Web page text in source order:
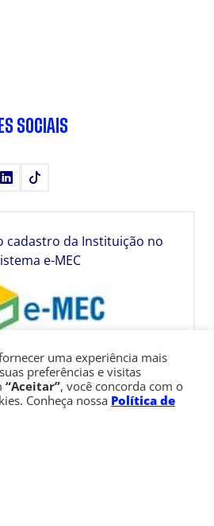
SOCIAIS
LinkedIn
cadastro da Instituição no
e-MEC
uma experiência mais
preferências e visitas
“Aceitar”, você concorda com o
Conheça nossa Política de